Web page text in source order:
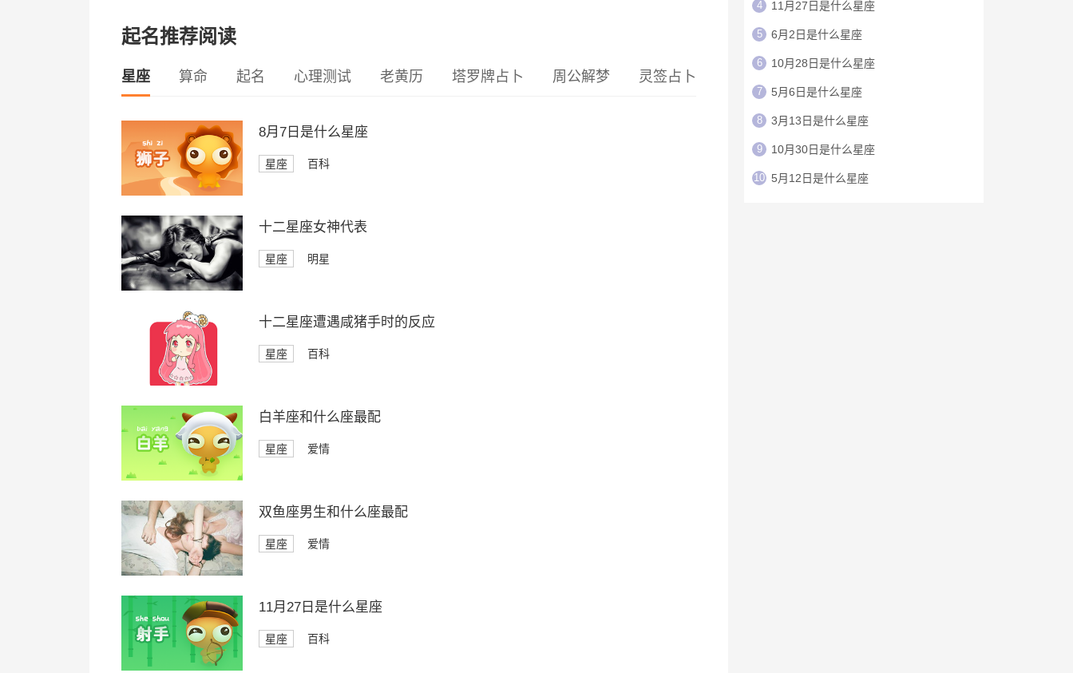
起名推荐阅读
星座 算命 起名 心理测试 老黄历 塔罗牌占卜 周公解梦 灵签占卜
8月7日是什么星座
星座 百科
十二星座女神代表
星座 明星
十二星座遭遇咸猪手时的反应
星座 百科
白羊座和什么座最配
星座 爱情
双鱼座男生和什么座最配
星座 爱情
11月27日是什么星座
星座 百科
4 11月27日是什么星座
5 6月2日是什么星座
6 10月28日是什么星座
7 5月6日是什么星座
8 3月13日是什么星座
9 10月30日是什么星座
10 5月12日是什么星座